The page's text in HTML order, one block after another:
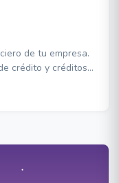
de tu empresa.
crédito y créditos
de Paginas